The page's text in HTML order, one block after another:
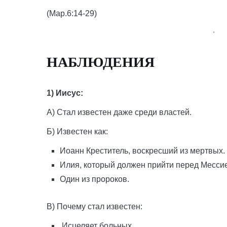
(Мар.6:14-29)
НАБЛЮДЕНИЯ
1) Иисус:
А) Стал известен даже среди властей.
Б) Известен как:
Иоанн Креститель, воскресший из мертвых.
Илия, который должен прийти перед
Один из пророков.
В) Почему стал известен: